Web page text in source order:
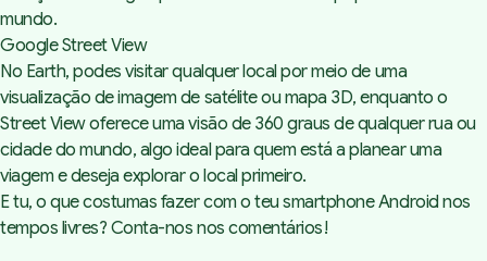
mundo.
Google Street View
No Earth, podes visitar qualquer local por meio de uma
visualização de imagem de satélite ou mapa 3D, enquanto o
Street View oferece uma visão de 360 graus de qualquer rua ou
cidade do mundo, algo ideal para quem está a planear uma
viagem e deseja explorar o local primeiro.
E tu, o que costumas fazer com o teu smartphone Android nos
tempos livres? Conta-nos nos comentários!